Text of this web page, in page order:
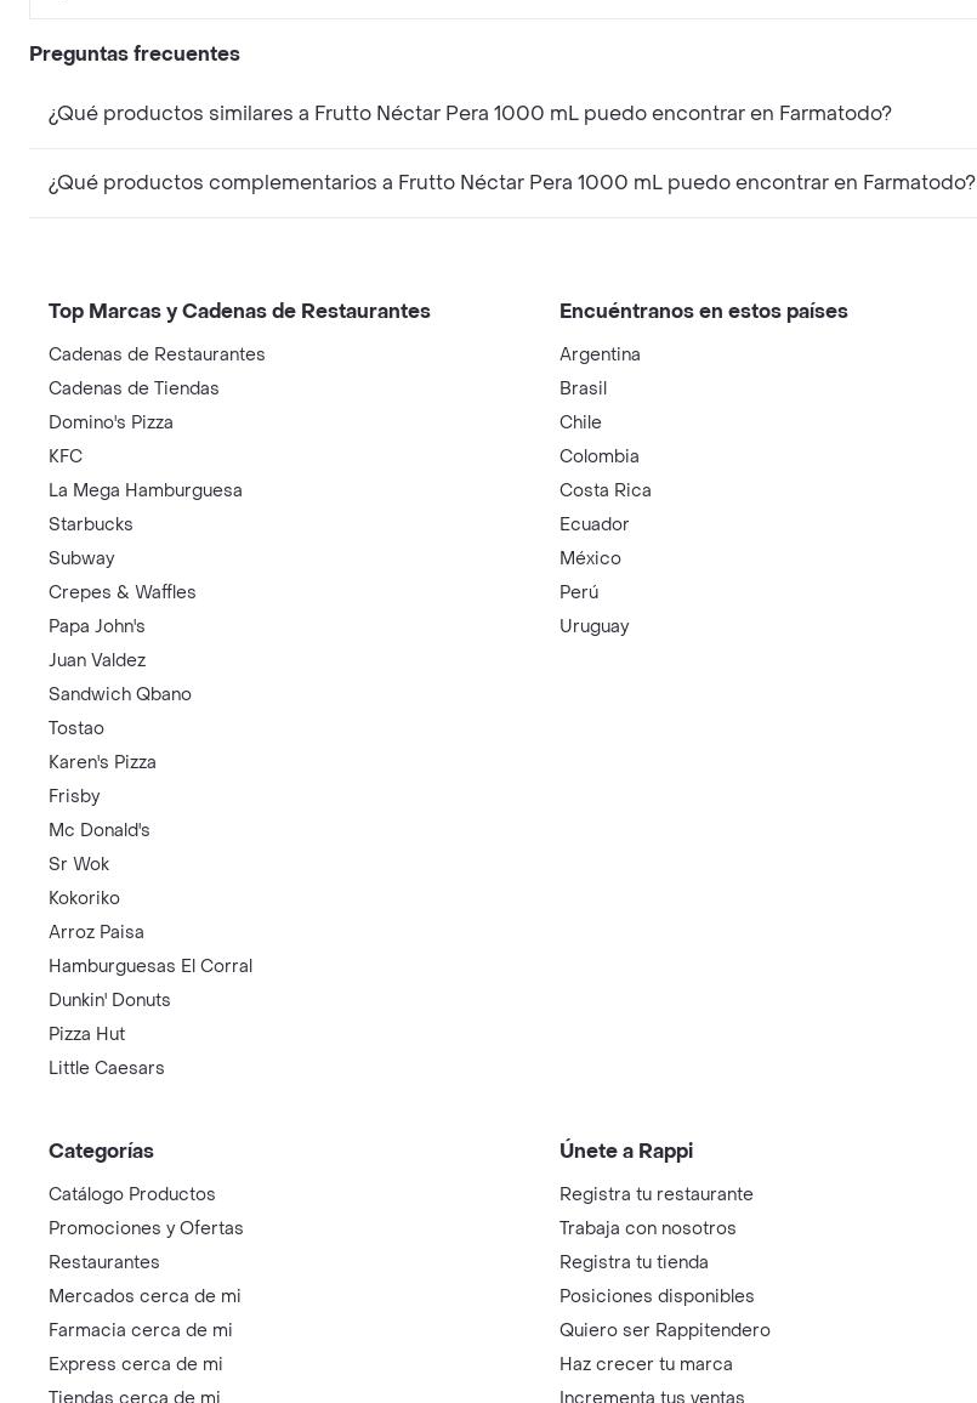
Preguntas frecuentes
¿Qué productos similares a Frutto Néctar Pera 1000 mL puedo encontrar en Farmatodo?
¿Qué productos complementarios a Frutto Néctar Pera 1000 mL puedo encontrar en Farmatodo?
Top Marcas y Cadenas de Restaurantes
Cadenas de Restaurantes
Cadenas de Tiendas
Domino's Pizza
KFC
La Mega Hamburguesa
Starbucks
Subway
Crepes & Waffles
Papa John's
Juan Valdez
Sandwich Qbano
Tostao
Karen's Pizza
Frisby
Mc Donald's
Sr Wok
Kokoriko
Arroz Paisa
Hamburguesas El Corral
Dunkin' Donuts
Pizza Hut
Little Caesars
Encuéntranos en estos países
Argentina
Brasil
Chile
Colombia
Costa Rica
Ecuador
México
Perú
Uruguay
Categorías
Catálogo Productos
Promociones y Ofertas
Restaurantes
Mercados cerca de mi
Farmacia cerca de mi
Express cerca de mi
Tiendas cerca de mi
Únete a Rappi
Registra tu restaurante
Trabaja con nosotros
Registra tu tienda
Posiciones disponibles
Quiero ser Rappitendero
Haz crecer tu marca
Incrementa tus ventas